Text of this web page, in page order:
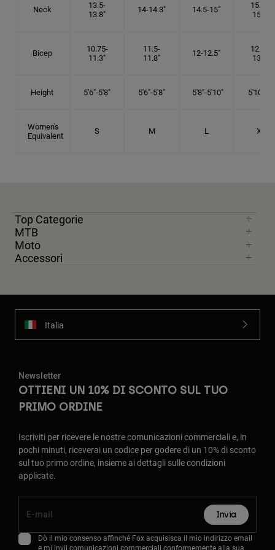
Neck
13.5-
13.8"
14-14.3" 14.5-15"
15.25-
15.5"
Bicep
10.75-
11.3"
11.5-
11.8"
12-12.5"
12.75-
13.3"
Height 5'6"-5'8" 5'6"-5'8" 5'8"-5'10" 5'10"- 6'
Women's
Equivalent
S M L XL
Top Categorie
MTB
Moto
Accessori
Italia
Newsletter
OTTIENI UN 10% DI SCONTO SUL TUO
PRIMO ORDINE
Iscriviti per ricevere le nostre comunicazioni commerciali e, in
pochi minuti, riceverai un codice per godere di un 10% di sconto
sul tuo primo ordine, insieme ai dettagli sulle condizioni
applicate.
Invia
Dò il mio consenso affinché Fox acquisisca il mio indirizzo email
e mi invii comunicazioni commerciali conformemente alla sua